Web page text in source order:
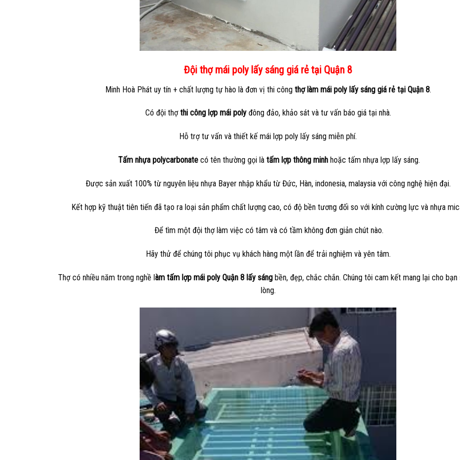
Đội thợ mái poly lấy sáng giá rẻ tại Quận 8
Minh Hoà Phát uy tín + chất lượng tự hào là đơn vị thi công thợ làm mái poly lấy sáng giá rẻ tại Quận 8.
Có đội thợ thi công lợp mái polyđông đảo, khảo sát và tư vấn báo giá tại nhà.
Hỗ trợ tư vấn và thiết kế mái lợp poly lấy sáng miễn phí.
Tấm nhựa polycarbonate có tên thường gọi là tấm lợp thông minh hoặc tấm nhựa lợp lấy sáng.
Được sản xuất 100% từ nguyên liệu nhựa Bayer nhập khẩu từ Đức, Hàn, indonesia, malaysia với công nghệ hiện đại.
Kết hợp kỹ thuật tiên tiến đã tạo ra loại sản phẩm chất lượng cao, có độ bền tương đối so với kính cường lực và nhựa
Để tìm một đội thợ làm việc có tâm và có tầm không đơn giản chút nào.
Hãy thử để chúng tôi phục vụ khách hàng một lần để trải nghiệm và yên tâm.
Thợ có nhiều năm trong nghề làm tấm lợp mái poly Quận 8 lấy sángbền, đẹp, chắc chắn. Chúng tôi cam kết mang lại cho bạn
lòng.